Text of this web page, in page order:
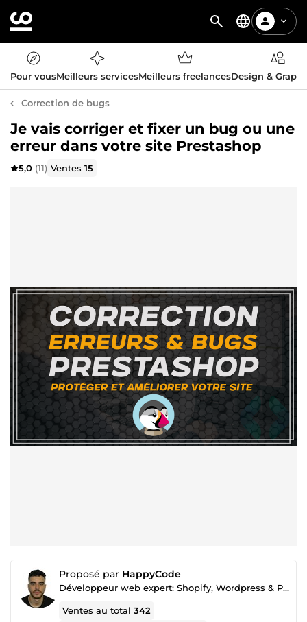
Pour vousMeilleurs servicesMeilleurs freelancesDesign &
Correction de bugs
Je vais corriger et fixer un bug ou une
erreur dans votre site Prestashop
5,0 (11) Ventes15
Proposé par HappyCode
Développeur web expert: Shopify, Wordpress & Prestashop
Ventes au total342